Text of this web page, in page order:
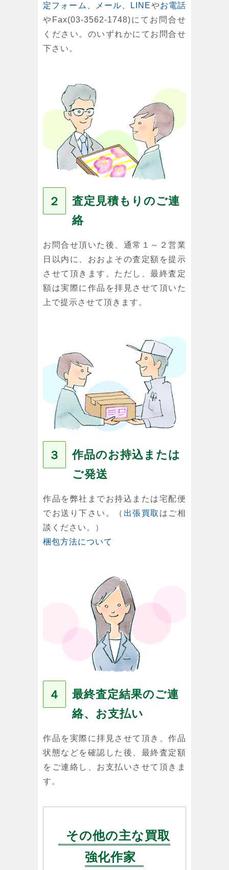
定フォーム
メール LINEやお電話
やFax(03-3562-1748)にてお問合せ
ください。のいずれかにてお問合せ
下さい。
２
査定見積もりのご連
絡
お問合せ頂いた後、通常１～２営業
日以内に、おおよその査定額を提示
させて頂きます。ただし、最終査定
額は実際に作品を拝見させて頂いた
上で提示させて頂きます。
３
作品のお持込または
ご発送
作品を弊社までお持込または宅配便
でお送り下さい。（ 出張買取 はご相
談ください。）
梱包方法について
４
最終査定結果のご連
絡、お支払い
作品を実際に拝見させて頂き、作品
状態などを確認した後、最終査定額
をご連絡し、お支払いさせて頂きま
す。
その他の主な買取
強化作家